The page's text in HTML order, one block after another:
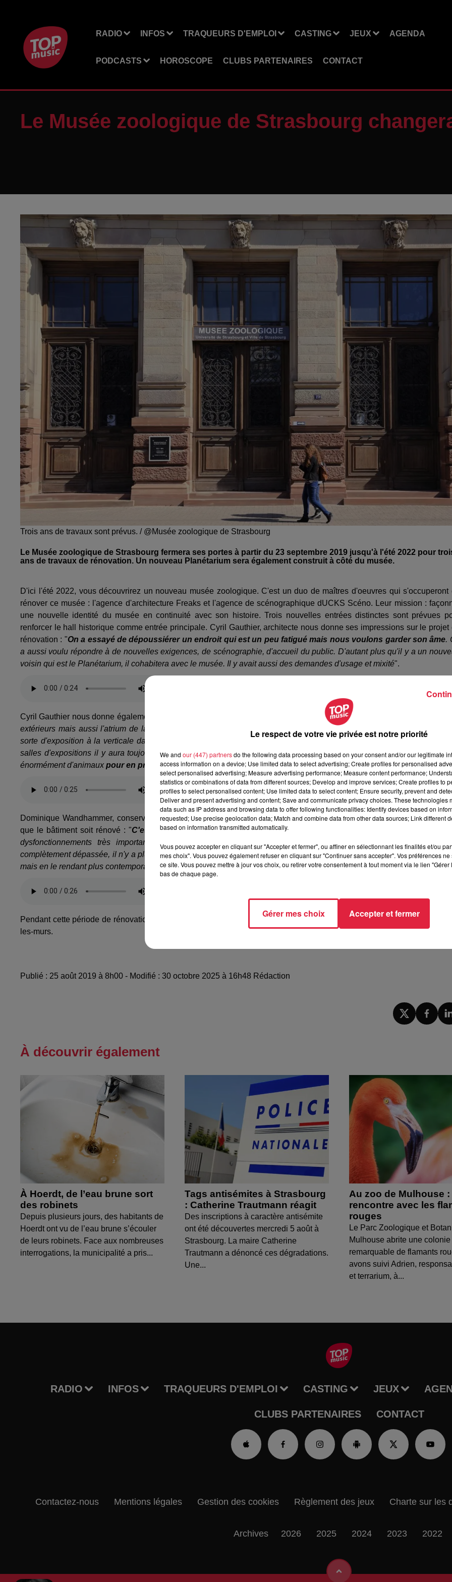
RADIO INFOS TRAQUEURS D'EMPLOI CASTING JEUX AGENDA
PODCASTS HOROSCOPE CLUBS PARTENAIRES CONTACT
Le Musée zoologique de Strasbourg
Trois ans de travaux sont prévus. / @Musée zoologique de Strasbourg
Le Musée zoologique de Strasbourg fermera ses portes à partir du 23 septembre 2019 jusqu'à l'été 2022 pour
ans de travaux de rénovation. Un nouveau Planétarium sera également construit à côté du musée.
D'ici l'été 2022, vous découvrirez un nouveau musée zoologique. C'est un duo de maîtres d'oeuvres qui s'occuperont
rénover ce musée : l'agence d'architecture Freaks et l'agence de scénographique dUCKS Scéno. Leur mission :
une nouvelle identité du musée en continuité avec son histoire. Trois nouvelles entrées distinctes sont prévues
renforcer le hall historique comme entrée principale. Cyril Gauthier, architecte nous donne ses impressions sur le projet
rénovation : "On a essayé de dépoussiérer un endroit qui est un peu fatigué mais nous voulons garder son âme.
a aussi voulu répondre à de nouvelles exigences, de scénographie, d'accueil du public. D'autant plus qu'il y a un
voisin qui est le Planétarium, il cohabitera avec le musée. Il y avait aussi des demandes d'usage et mixité".
Cyril Gauthier nous donne également des nouveautés qu'il y aura après la rénovation : "On va surtout retravailler les
extérieurs mais aussi l'atrium de la biodiversité qui sera l'entrée des visiteurs. Dans cette nouvelle entrée on créera
sorte d'exposition à la verticale dans laquelle le visiteur pourra monter grâce l'ascenseur. Quand il se baladera dans
salles d'expositions il y aura toujours des cadrages qui donneront sur ce grand vide central dans lequel seront
énormément d'animaux pour en prendre plein la vuedès l'entrée jusqu'à la fin de l'exposition".
Dominique Wandhammer, conservatrice du musée zoologique de Strasbourg, nous explique pourquoi il est si
que le bâtiment soit rénové : "C'est un musée qui est maintenant à bout de souffle
dysfonctionnements très importants. Nous avons des inondations récurrentes et c'est une muséographie qui
complètement dépassée, il n'y a plus de lisibilité du parcours. Il faut qu'on garde cette âme du musée car c'est
mais en le rendant plus contemporain et en répondant plus aux questions de la société actuelle".
Pendant cette période de rénovation, le musée restera actif auprès de ses publics par le biais d'actions de médiation
les-murs.
Publié : 25 août 2019 à 8h00 - Modifié : 30 octobre 2025 à 16h48 Rédaction
À découvrir également
À Hoerdt, de l’eau brune sort
des robinets
Depuis plusieurs jours, des habitants de
Hoerdt ont vu de l’eau brune s’écouler
de leurs robinets. Face aux nombreuses
interrogations, la municipalité a pris...
Tags antisémites à Strasbourg
: Catherine Trautmann réagit
Des inscriptions à caractère antisémite
ont été découvertes mercredi 5 août à
Strasbourg. La maire Catherine
Trautmann a dénoncé ces dégradations.
Une...
Au zoo de Mulhouse :
rencontre avec les
rouges
Le Parc Zoologique et
Mulhouse abrite une colonie
remarquable de flamants
avons suivi Adrien,
et terrarium, à...
RADIO INFOS TRAQUEURS D'EMPLOI CASTING JEUX
CLUBS PARTENAIRES CONTACT
Contactez-nous Mentions légales Gestion des cookies Règlement des jeux Charte sur les
Archives 2026 2025 2024 2023 2022
Le respect de votre vie privée est notre priorité
We and our (447) partnersdo the following data processing based on your consent and/or our legitimate
access information on a device; Use limited data to select advertising; Create profiles for personalised
select personalised advertising; Measure advertising performance; Measure content performance;
statistics or combinations of data from different sources; Develop and improve services; Create profiles to
profiles to select personalised content; Use limited data to select content; Ensure security, prevent and
Deliver and present advertising and content; Save and communicate privacy choices. These technologies
data such as IP address and browsing data to offer following functionalities: Identify devices based on
requested; Use precise geolocation data; Match and combine data from other data sources; Link different
based on information transmitted automatically.
Vous pouvez accepter en cliquant sur "Accepter et fermer", ou affiner en sélectionnant les finalités et/ou
mes choix". Vous pouvez également refuser en cliquant sur "Continuer sans accepter". Vos préférences
ce site. Vous pouvez mettre à jour vos choix, ou retirer votre consentement à tout moment via le lien
bas de chaque page.
Gérer mes choix Accepter et fermer